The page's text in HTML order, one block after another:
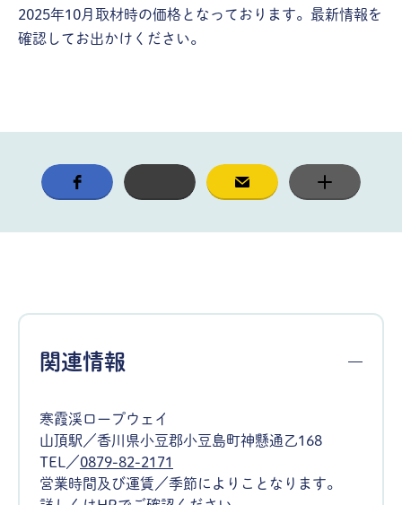
2025年10月取材時の価格となっております。最新情報を
確認してお出かけください。
関連情報
寒霞渓ロープウェイ
山頂駅／香川県小豆郡小豆島町神懸通乙168
TEL／0879-82-2171
営業時間及び運賃／季節によりことなります。